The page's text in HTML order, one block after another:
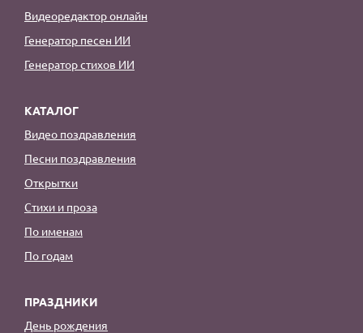
Видеоредактор онлайн
Генератор песен ИИ
Генератор стихов ИИ
КАТАЛОГ
Видео поздравления
Песни поздравления
Открытки
Стихи и проза
По именам
По годам
ПРАЗДНИКИ
День рождения